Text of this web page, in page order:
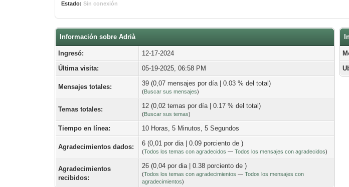
Estado: Sin conexión
Información sobre Adrià
Ingresó:
12-17-2024
Última visita:
05-19-2025, 06:58 PM
Mensajes totales: 39 (0,07 mensajes por día | 0.03 % del total)
(Buscar sus mensajes)
Temas totales: 12 (0,02 temas por día | 0.17 % del total)
(Buscar sus temas)
Tiempo en línea: 10 Horas, 5 Minutos, 5 Segundos
Agradecimientos dados: 6 (0,01 por dia | 0.09 porciento de )
(Todos los temas con agradecidos —Todos los mensajes con agradecidos)
Agradecimientos
recibidos:
26 (0,04 por dia | 0.38 porciento de )
(Todos los temas con agradecimientos —Todos los mensajes con
agradecimientos)